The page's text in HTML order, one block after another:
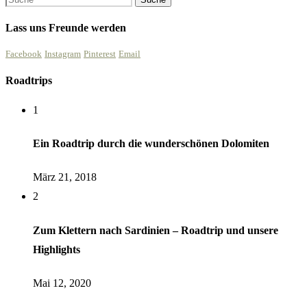
Lass uns Freunde werden
Facebook Instagram Pinterest Email
Roadtrips
1
Ein Roadtrip durch die wunderschönen Dolomiten
März 21, 2018
2
Zum Klettern nach Sardinien – Roadtrip und unsere
Highlights
Mai 12, 2020